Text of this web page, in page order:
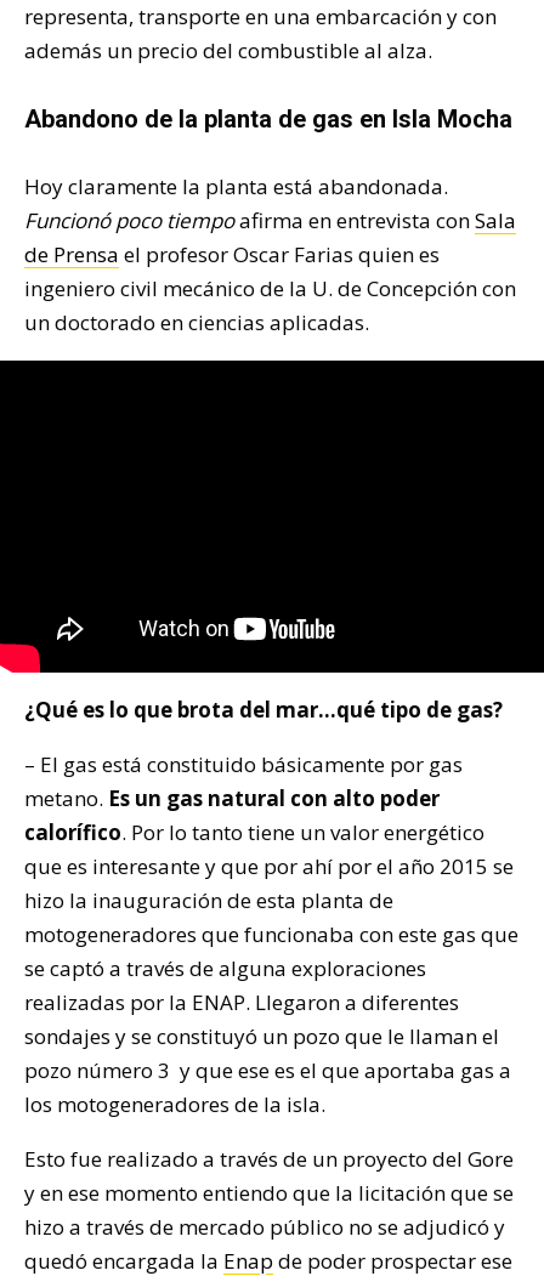
representa, transporte en una embarcación y con
además un precio del combustible al alza.
Abandono de la planta de gas en Isla Mocha
Hoy claramente la planta está abandonada.
Funcionó poco tiempoafirma en entrevista conSala
de Prensa el profesor Oscar Farias quien es
ingeniero civil mecánico de la U. de Concepción con
un doctorado en ciencias aplicadas.
¿Qué es lo que brota del mar…qué tipo de gas?
– El gas está constituido básicamente por gas
metano. Es un gas natural con alto poder
calorífico. Por lo tanto tiene un valor energético
que es interesante y que por ahí por el año 2015 se
hizo la inauguración de esta planta de
motogeneradores que funcionaba con este gas que
se captó a través de alguna exploraciones
realizadas por la ENAP. Llegaron a diferentes
sondajes y se constituyó un pozo que le llaman el
pozo número 3 y que ese es el que aportaba gas a
los motogeneradores de la isla.
Esto fue realizado a través de un proyecto del Gore
y en ese momento entiendo que la licitación que se
hizo a través de mercado público no se adjudicó y
quedó encargada la Enap de poder prospectar ese